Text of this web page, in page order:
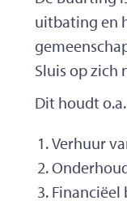
uitbating en
Sluis op zich
Dit houdt
Verhuur
Financiëel